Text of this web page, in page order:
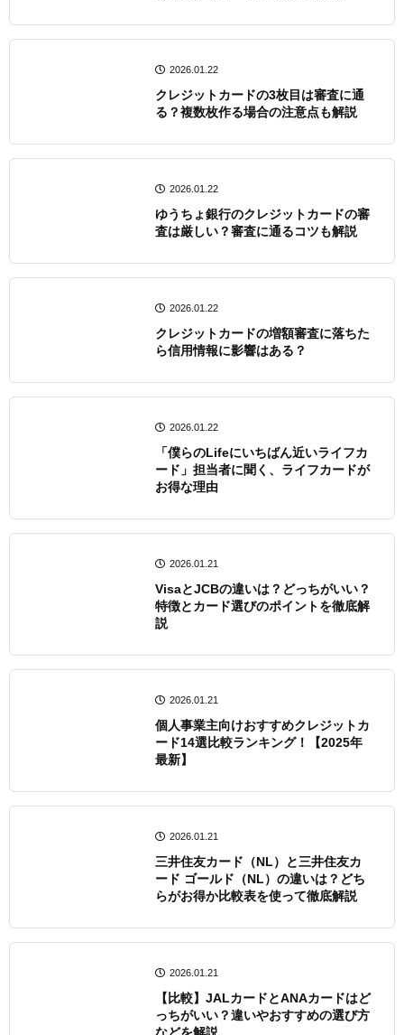
2026.01.22
クレジットカードの3枚目は審査に通
る？複数枚作る場合の注意点も解説
2026.01.22
ゆうちょ銀行のクレジットカードの審
査は厳しい？審査に通るコツも解説
2026.01.22
クレジットカードの増額審査に落ちた
ら信用情報に影響はある？
2026.01.22
「僕らのLifeにいちばん近いライフカ
ード」担当者に聞く、ライフカードが
お得な理由
2026.01.21
VisaとJCBの違いは？どっちがいい？
特徴とカード選びのポイントを徹底解
説
2026.01.21
個人事業主向けおすすめクレジットカ
ード14選比較ランキング！【2025年
最新】
2026.01.21
三井住友カード（NL）と三井住友カ
ード ゴールド（NL）の違いは？どち
らがお得か比較表を使って徹底解説
2026.01.21
【比較】JALカードとANAカードはど
っちがいい？違いやおすすめの選び方